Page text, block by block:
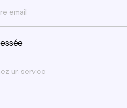
un service